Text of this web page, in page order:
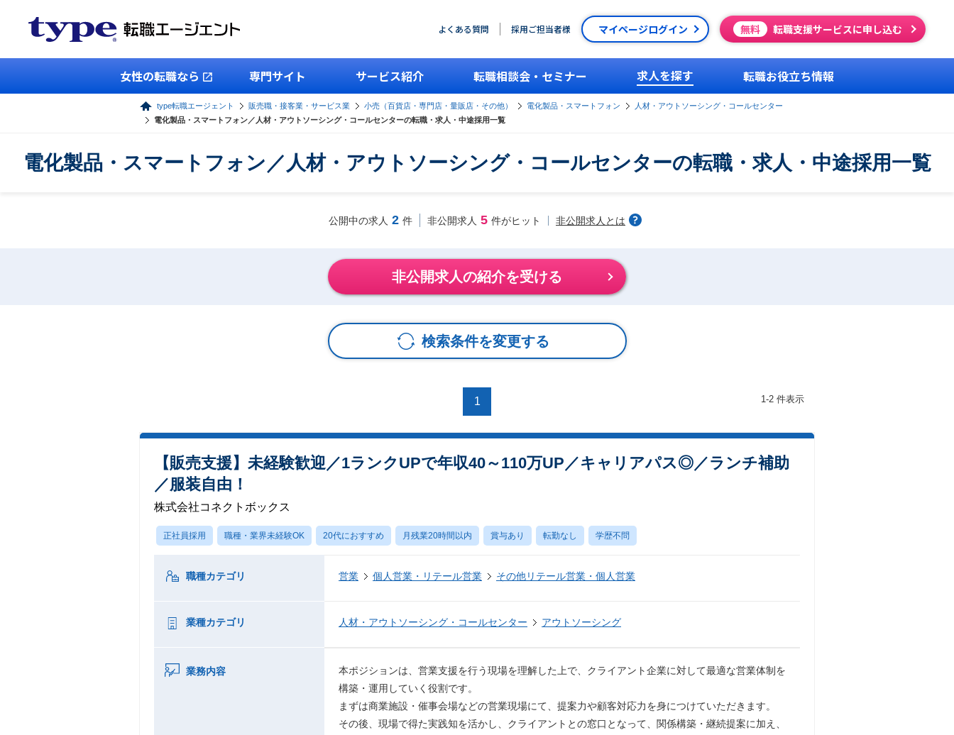
よくある質問 採用ご担当者様 マイページログイン 無料 転職支援サービスに申し込む
女性の転職なら 専門サイト サービス紹介 転職相談会・セミナー 求人を探す 転職お役立ち情報
type転職エージェント 販売職・接客業・サービス業 小売（百貨店・専門店・量販店・その他） 電化製品・スマートフォン
人材・アウトソーシング・コールセンター
電化製品・スマートフォン／人材・アウトソーシング・コールセンターの転職・求人・中途採用一覧
電化製品・スマートフォン／人材・アウトソーシング・コールセンターの転職・求人・中途採用一覧
公開中の求人 2 件 非公開求人 5 件がヒット 非公開求人とは
非公開求人の紹介を受ける
検索条件を変更する
1 1-2 件表示
【販売支援】未経験歓迎／1ランクUPで年収40～110万UP／キャリアパス◎／ランチ補助
／服装自由！
株式会社コネクトボックス
正社員採用 職種・業界未経験OK 20代におすすめ 月残業20時間以内 賞与あり 転勤なし 学歴不問
職種カテゴリ 営業 個人営業・リテール営業 その他リテール営業・個人営業
業種カテゴリ 人材・アウトソーシング・コールセンター アウトソーシング
業務内容
本ポジションは、営業支援を行う現場を理解した上で、クライアント企業に対して最適な営業体制を
構築・運用していく役割です。
まずは商業施設・催事会場などの営業現場にて、提案力や顧客対応力を身につけていただきます。
その後、現場で得た実践知を活かし、クライアントとの窓口となって、関係構築・継続提案に加え、